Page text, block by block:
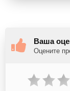
Ваша
Оцените